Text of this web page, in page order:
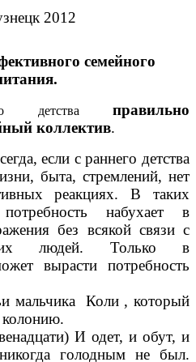
2012
семейного
детства правильно
коллектив.
если с раннего детства
быта, стремлений, нет
реакциях. В таких
набухает в
без всякой связи с
людей. Только в
вырасти потребность
Коли , который
колонию.
И одет, и обут, и
голодным не был.